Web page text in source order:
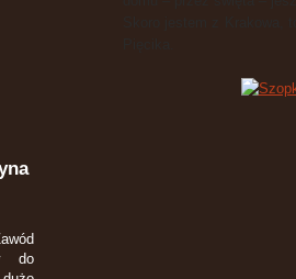
do